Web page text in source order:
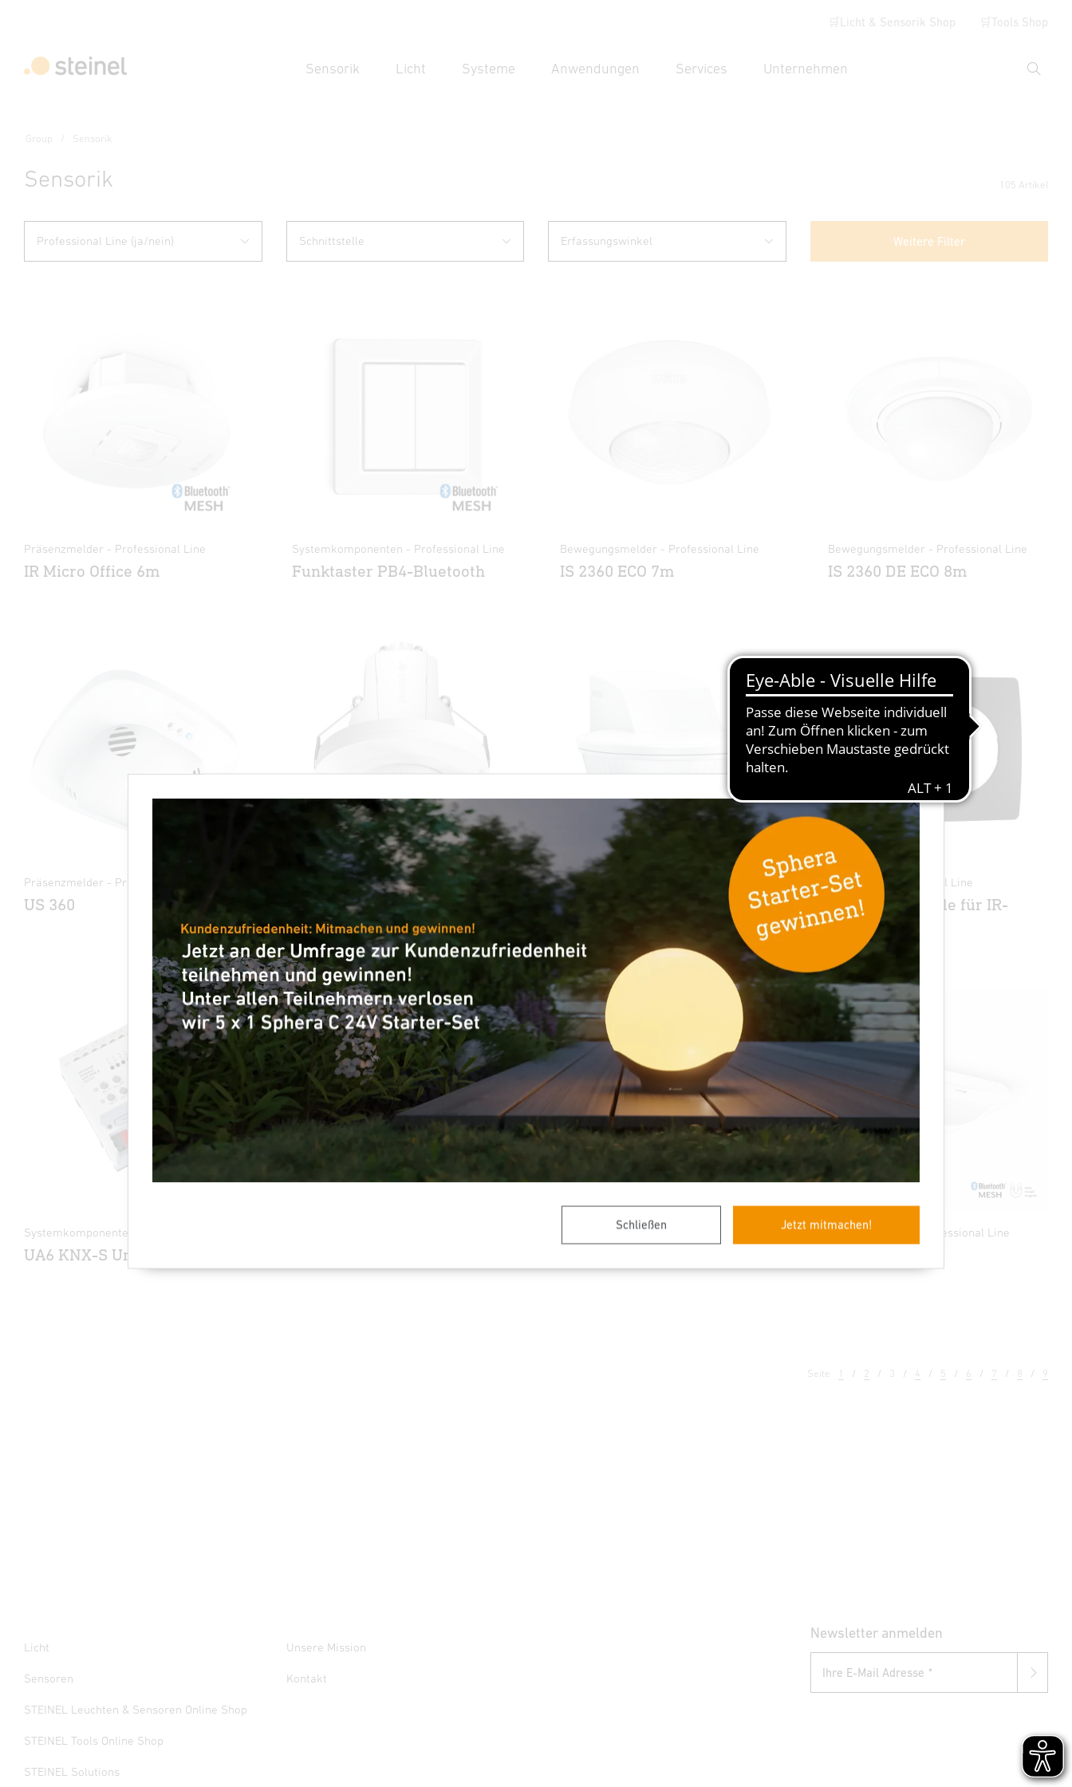
🛒Licht & Sensorik Shop 🛒Tools Shop
Sensorik Licht Systeme Anwendungen Services Unternehmen
Suche
×
Schließen Jetzt mitmachen!
Group Sensorik
Sensorik 105 Artikel
Weitere Filter
Professional Line (ja/nein) Schnittstelle Erfassungswinkel
Präsenzmelder - Professional Line
IR Micro Office 6m
Systemkomponenten - Professional Line
Funktaster PB4-Bluetooth
Bewegungsmelder - Professional Line
IS 2360 ECO 7m
Bewegungsmelder - Professional Line
IS 2360 DE ECO 8m
Präsenzmelder - Professional Line
US 360
Bewegungsmelder - Professional Line
MD IR 4360-24
Bewegungsmelder - Professional Line
sensIQ S
Zubehör - Professional Line
Schwarze Blende für IR-
Sensoren
Systemkomponenten - Professional Line
UA6 KNX-S Universalaktor
Präsenzmelder - Professional Line Präsenzmelder - Professional Line
Seite 1 2 3 4 5 6 7 8 9
Licht
Sensoren
STEINEL Leuchten & Sensoren Online Shop
STEINEL Tools Online Shop
STEINEL Solutions
Unsere Mission
Kontakt
Newsletter anmelden
Ihre E-Mail Adresse